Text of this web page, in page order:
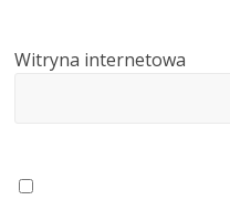
Witryna internetowa